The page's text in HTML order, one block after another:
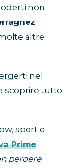
non
altre
nel
scoprire tutto
sport e
Prime
perdere